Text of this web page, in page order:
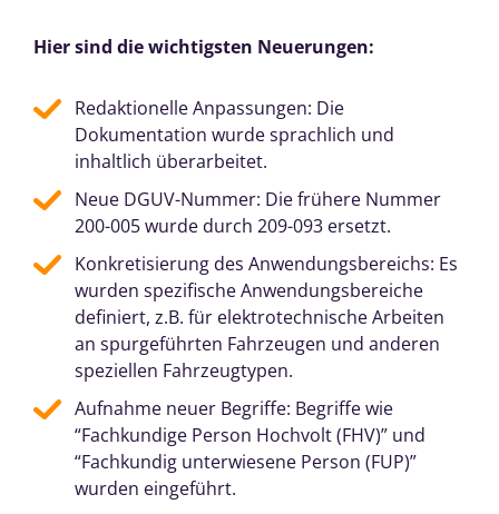
Hier sind die wichtigsten Neuerungen:
Redaktionelle Anpassungen: Die
Dokumentation wurde sprachlich und
inhaltlich überarbeitet.
Neue DGUV-Nummer: Die frühere Nummer
200-005 wurde durch 209-093 ersetzt.
Konkretisierung des Anwendungsbereichs: Es
wurden spezifische Anwendungsbereiche
definiert, z.B. für elektrotechnische Arbeiten
an spurgeführten Fahrzeugen und anderen
speziellen Fahrzeugtypen.
Aufnahme neuer Begriffe: Begriffe wie
“Fachkundige Person Hochvolt (FHV)” und
“Fachkundig unterwiesene Person (FUP)”
wurden eingeführt.